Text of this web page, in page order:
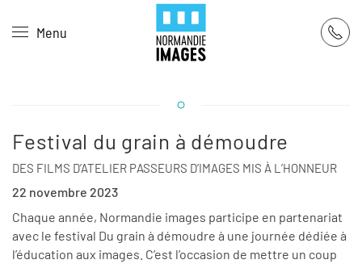
Skip to main content
Menu
Festival du grain à démoudre
DES FILMS D’ATELIER PASSEURS D’IMAGES MIS À L’HONNEUR
22 novembre 2023
Chaque année, Normandie images participe en partenariat
avec le festival Du grain à démoudre à une journée dédiée à
l’éducation aux images. C’est l’occasion de mettre un coup
Panneau de gestion des cookies